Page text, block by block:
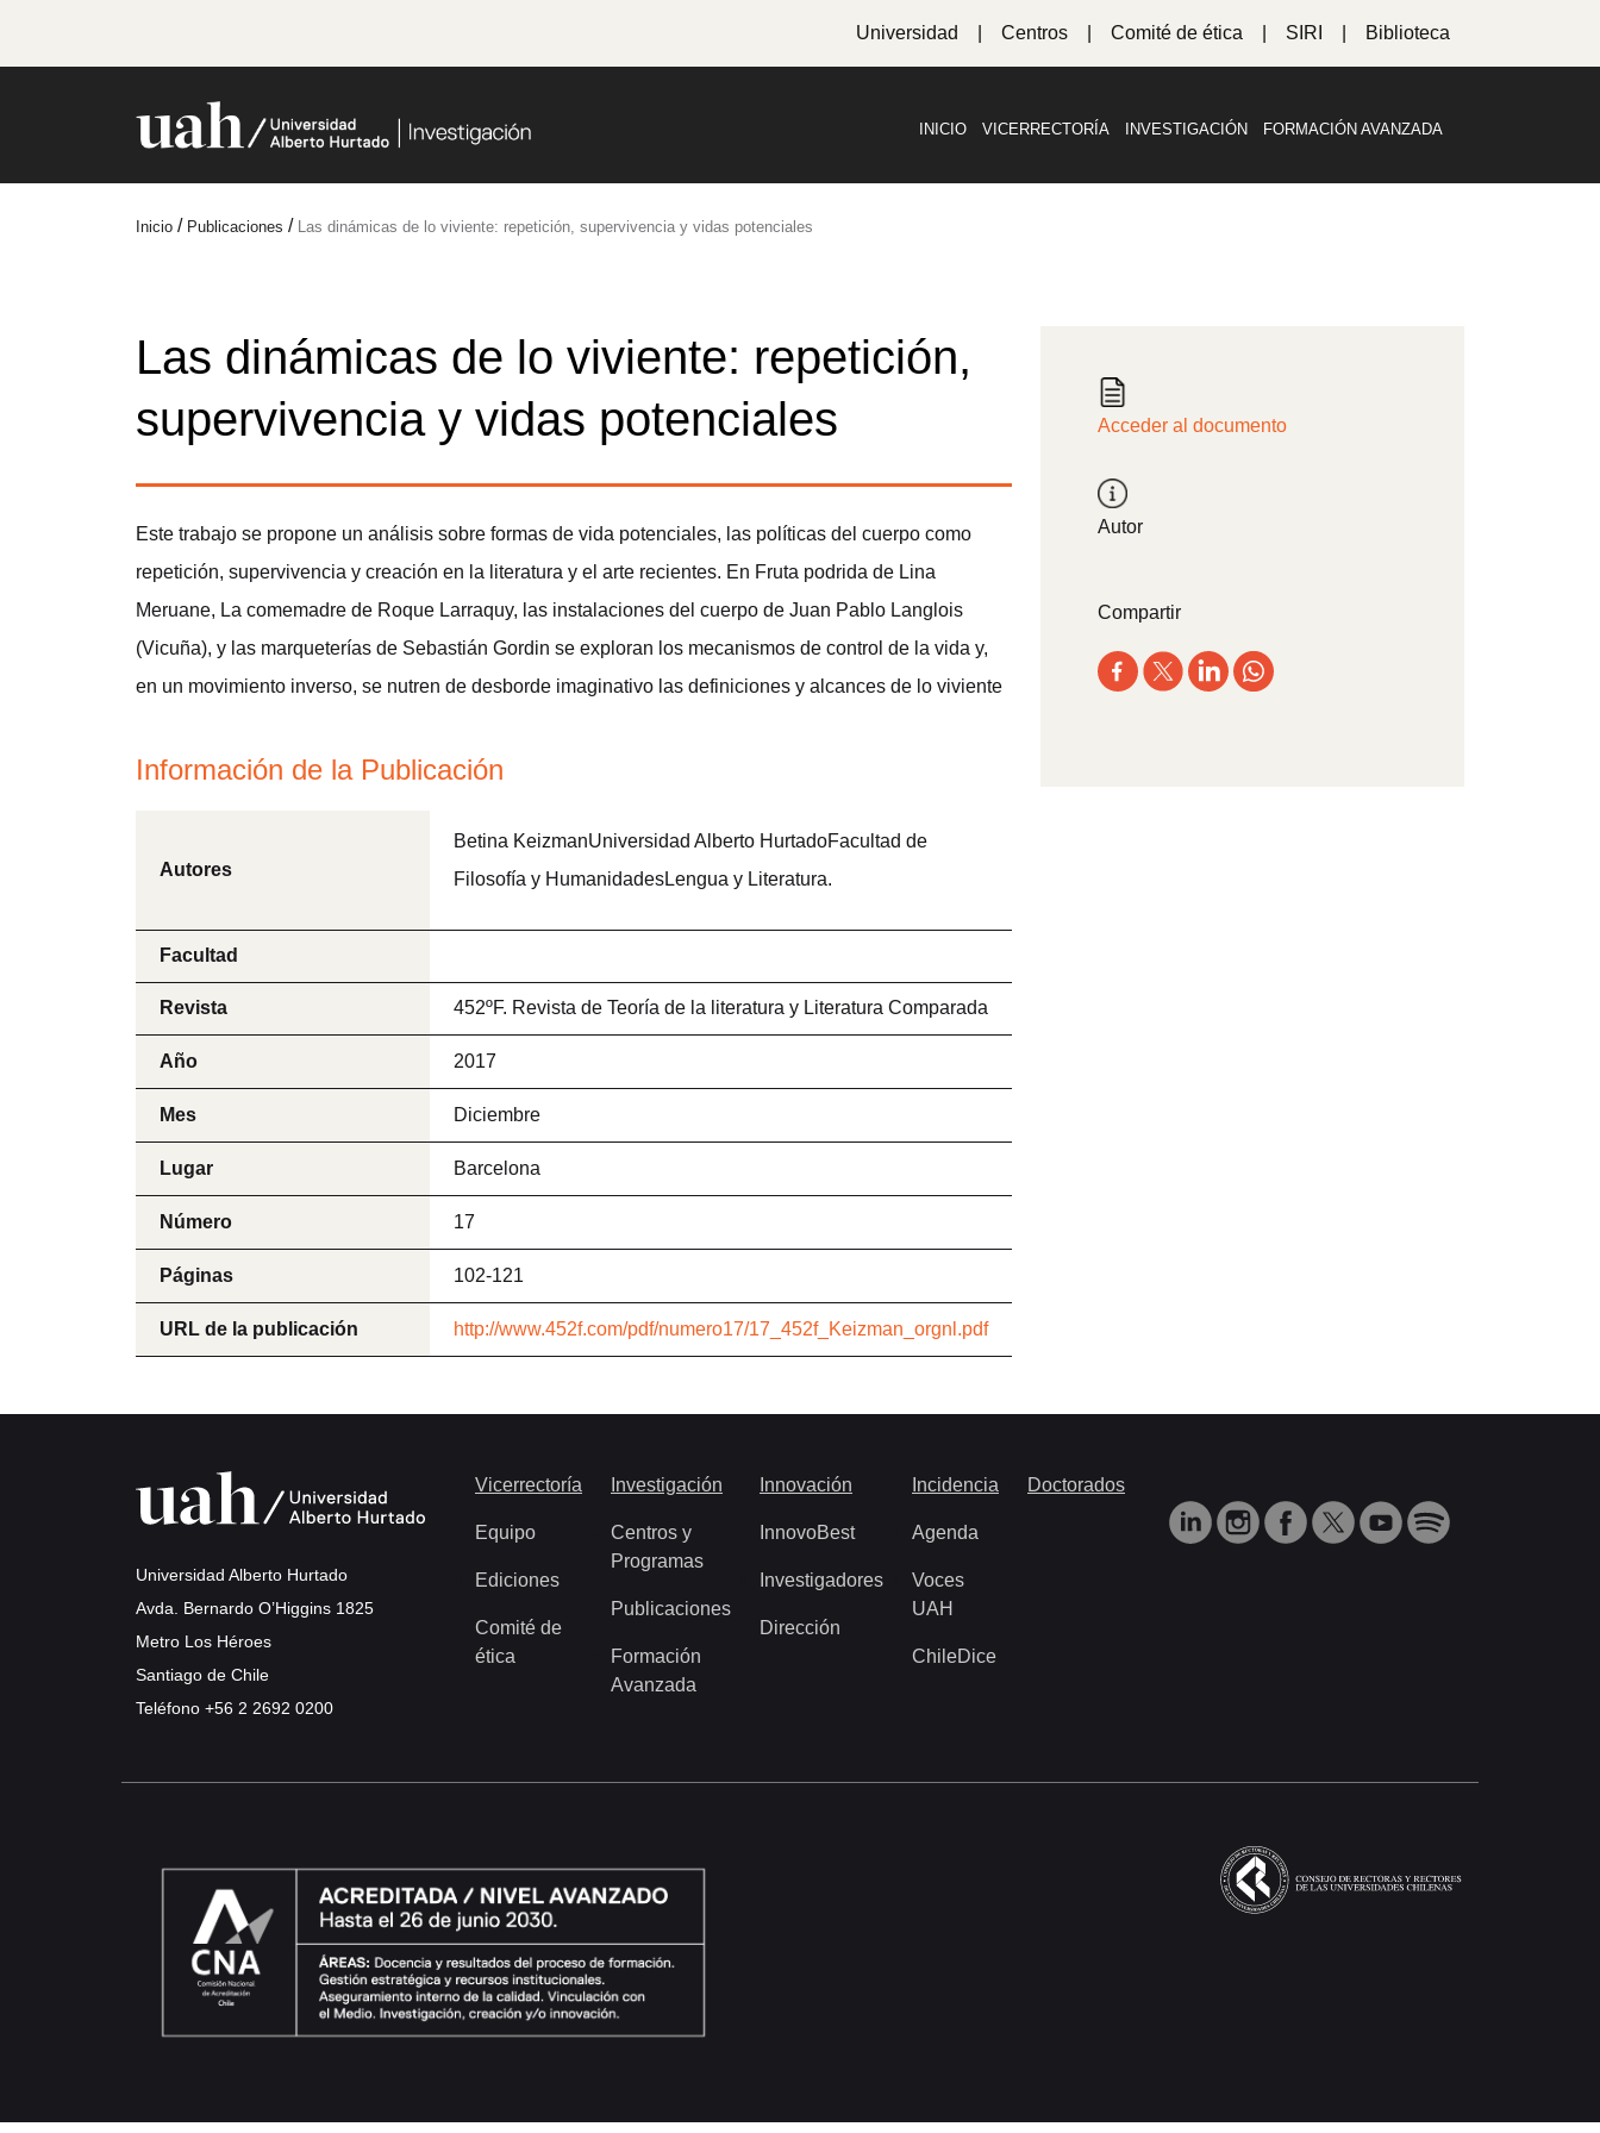
Universidad Centros Comité de ética SIRI Biblioteca
INICIO VICERRECTORÍA INVESTIGACIÓN FORMACIÓN AVANZADA
Inicio / Publicaciones / Las dinámicas de lo viviente: repetición, supervivencia y vidas potenciales
Las dinámicas de lo viviente: repetición,
supervivencia y vidas potenciales
Este trabajo se propone un análisis sobre formas de vida potenciales, las políticas del cuerpo como
repetición, supervivencia y creación en la literatura y el arte recientes. En Fruta podrida de Lina
Meruane, La comemadre de Roque Larraquy, las instalaciones del cuerpo de Juan Pablo Langlois
(Vicuña), y las marqueterías de Sebastián Gordin se exploran los mecanismos de control de la vida y,
en un movimiento inverso, se nutren de desborde imaginativo las definiciones y alcances de lo viviente
Información de la Publicación
Autores
Betina KeizmanUniversidad Alberto HurtadoFacultad de
Filosofía y HumanidadesLengua y Literatura.
Facultad
Revista 452ºF. Revista de Teoría de la literatura y Literatura Comparada
Año 2017
Mes Diciembre
Lugar Barcelona
Número 17
Páginas 102-121
URL de la publicación http://www.452f.com/pdf/numero17/17_452f_Keizman_orgnl.pdf
Acceder al documento
Autor
Compartir
Universidad Alberto Hurtado
Avda. Bernardo O’Higgins 1825
Metro Los Héroes
Santiago de Chile
Teléfono +56 2 2692 0200
Vicerrectoría
Equipo
Ediciones
Comité de
ética
Investigación
Centros y
Programas
Publicaciones
Formación
Avanzada
Innovación
InnovoBest
Investigadores
Dirección
Incidencia
Agenda
Voces
UAH
ChileDice
Doctorados